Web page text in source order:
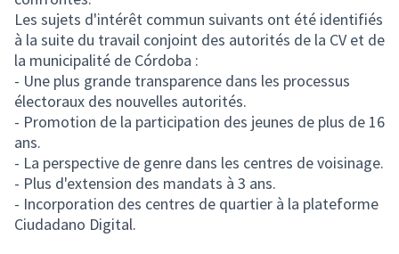
Les sujets d'intérêt commun suivants ont été identifiés
à la suite du travail conjoint des autorités de la CV et de
la municipalité de Córdoba :
- Une plus grande transparence dans les processus
électoraux des nouvelles autorités.
- Promotion de la participation des jeunes de plus de 16
ans.
- La perspective de genre dans les centres de voisinage.
- Plus d'extension des mandats à 3 ans.
- Incorporation des centres de quartier à la plateforme
Ciudadano Digital.